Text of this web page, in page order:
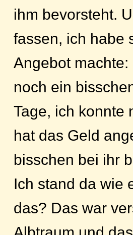
ihm bevorsteht.
fassen, ich habe
Angebot
noch ein
Tage, ich konnte
hat das Geld
bisschen bei ihr
Ich stand da wie
das? Das war